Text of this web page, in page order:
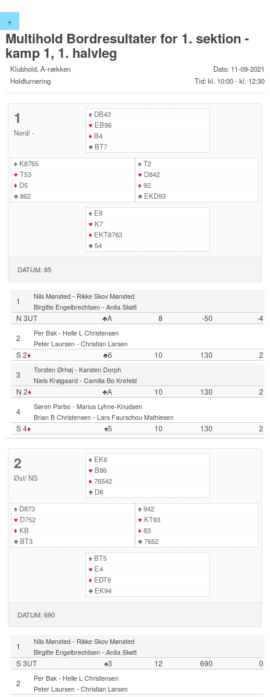
+
Multihold Bordresultater for 1. sektion -
kamp 1, 1. halvleg
Klubhold, A-rækken
Holdturnering
Dato: 11-09-2021
Tid: kl. 10:00 - kl. 12:30
1
Nord/-
♠DB43
♥ EB96
♦ B4
♣BT7
♠K8765
♥ T53
♦ D5
♣862
♠T2
♥ D842
♦ 92
♣EKD93
♠E9
♥ K7
♦ EKT8763
♣54
DATUM: 85
1 Nils Mønsted- Rikke Skov Mønsted
Birgitte Engelbrechtsen- Anita Skøtt
N 3UT ♣A 8 -50
-4
2
Per Bak- Helle L Christensen
Peter Laursen- Christian Larsen
S 2♦ ♣6 10 130
2
3
Torsten Ørhøj- Karsten Dorph
Niels Krøjgaard- Camilla Bo Krefeld
N 2♦ ♣A 10 130
2
4
Søren Parbo- Marius Lyhne-Knudsen
Brian B Christensen- Lars Faurschou Mathiesen
S 4♦ ♠5 10 130 2
2
Øst/ NS
♠EK6
♥ B86
♦ 76542
♣D8
♠D873
♥ D752
♦ KB
♣BT3
♠942
♥ KT93
♦ 83
♣7652
♠BT5
♥ E4
♦ EDT9
♣EK94
DATUM: 690
1 Nils Mønsted- Rikke Skov Mønsted
Birgitte Engelbrechtsen- Anita Skøtt
S 3UT ♠3 12 690
0
2
Per Bak- Helle L Christensen
Peter Laursen- Christian Larsen